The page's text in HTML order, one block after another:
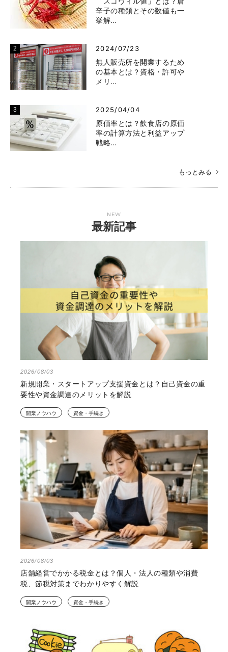
辛子の種類とその数値も一
挙解…
2024/07/23
無人販売所を開業するため
の基本とは？資格・許可や
メリ…
2025/04/04
原価率とは？飲食店の原価
率の計算方法と利益アップ
戦略…
もっとみる
NEW
最新記事
2026/08/03
新規開業・スタートアップ支援資金とは？自己資金の重
要性や資金調達のメリットを解説
開業ノウハウ 資金・手続き
2026/08/03
店舗経営でかかる税金とは？個人・法人の種類や消費
税、節税対策までわかりやすく解説
開業ノウハウ 資金・手続き